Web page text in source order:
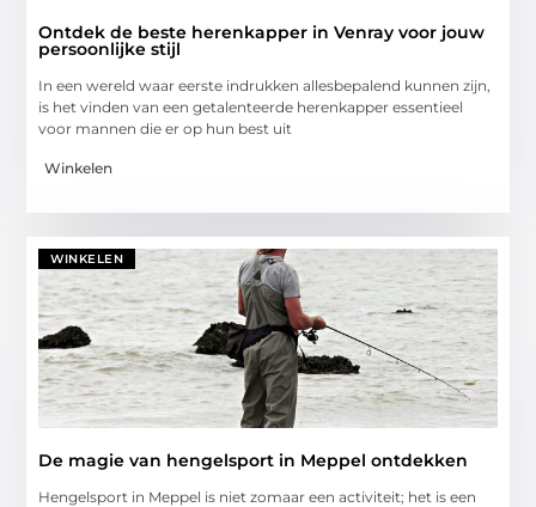
Ontdek de beste herenkapper in Venray voor jouw
persoonlijke stijl
In een wereld waar eerste indrukken allesbepalend kunnen zijn,
is het vinden van een getalenteerde herenkapper essentieel
voor mannen die er op hun best uit
Winkelen
WINKELEN
De magie van hengelsport in Meppel ontdekken
Hengelsport in Meppel is niet zomaar een activiteit; het is een